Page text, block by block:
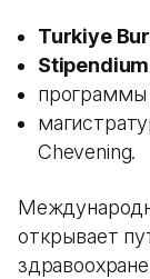
Turkiye
программы
Chevening.
открывает